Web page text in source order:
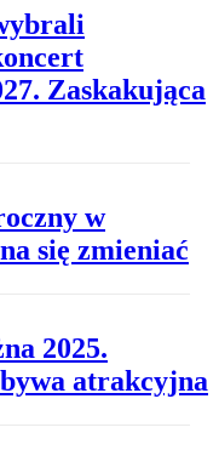
Zaskakująca
w
się zmieniać
2025.
bywa atrakcyjna